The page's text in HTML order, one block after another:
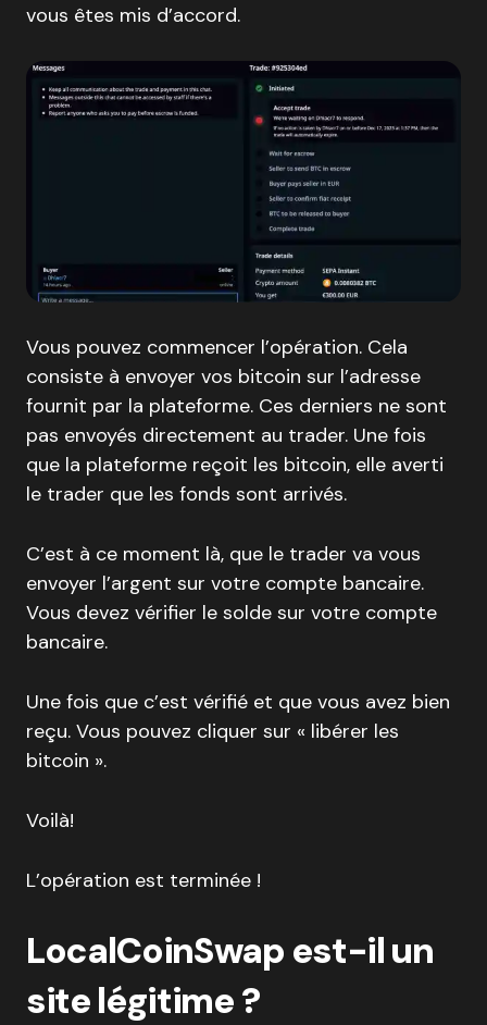
vous êtes mis d’accord.
Vous pouvez commencer l’opération. Cela
consiste à envoyer vos bitcoin sur l’adresse
fournit par la plateforme. Ces derniers ne sont
pas envoyés directement au trader. Une fois
que la plateforme reçoit les bitcoin, elle averti
le trader que les fonds sont arrivés.
C’est à ce moment là, que le trader va vous
envoyer l’argent sur votre compte bancaire.
Vous devez vérifier le solde sur votre compte
bancaire.
Une fois que c’est vérifié et que vous avez bien
reçu. Vous pouvez cliquer sur « libérer les
bitcoin ».
Voilà!
L’opération est terminée !
LocalCoinSwap est-il un
site légitime ?